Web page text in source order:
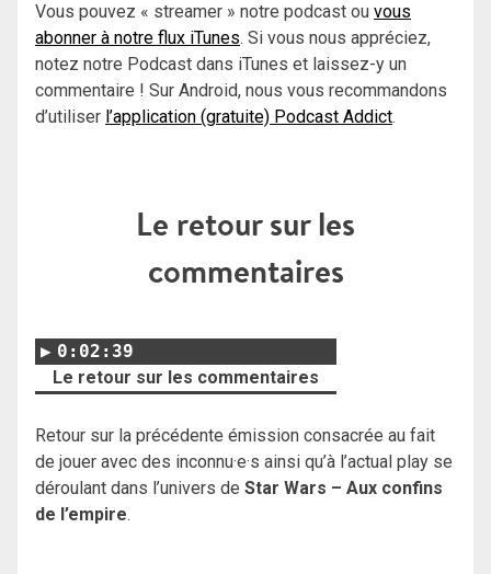
Vous pouvez « streamer » notre podcast ou vous
abonner à notre flux iTunes. Si vous nous appréciez,
notez notre Podcast dans iTunes et laissez-y un
commentaire ! Sur Android, nous vous recommandons
d’utiliser l’application (gratuite) Podcast Addict.
Le retour sur les
commentaires
0:02:39
Le retour sur les commentaires
Retour sur la précédente émission consacrée au fait
de jouer avec des inconnu·e·s ainsi qu’à l’actual play se
déroulant dans l’univers de Star Wars – Aux confins
de l’empire.